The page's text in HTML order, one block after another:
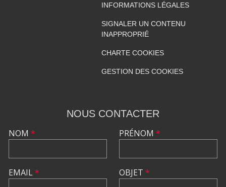
INFORMATIONS LÉGALES
SIGNALER UN CONTENU
INAPPROPRIÉ
CHARTE COOKIES
GESTION DES COOKIES
NOUS CONTACTER
NOM *
EMAIL*
PRÉNOM *
OBJET *